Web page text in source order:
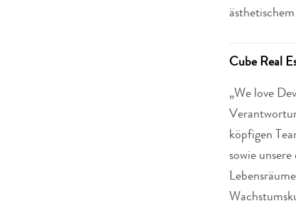
Cube Real
„We love
köpfigen
sowie